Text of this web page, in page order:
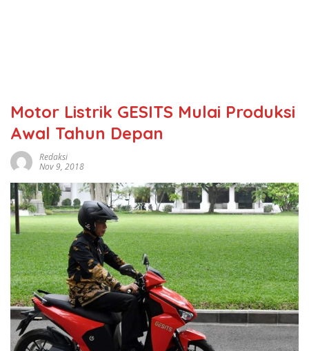
Motor Listrik GESITS Mulai Produksi
Awal Tahun Depan
Redaksi
Nov 9, 2018